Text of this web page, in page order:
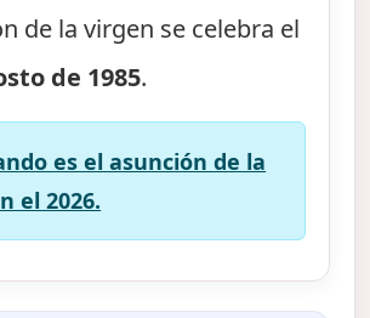
de la virgen se celebra el
de 1985.
es el asunción de la
el 2026.